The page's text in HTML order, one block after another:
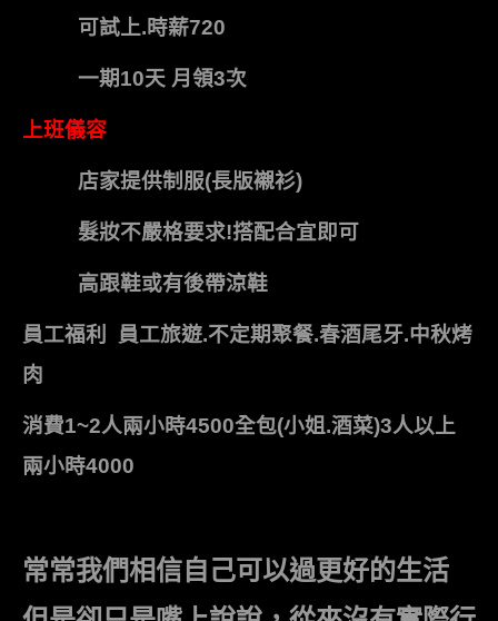
可試上.時薪720
一期10天 月領3次
上班儀容
店家提供制服(長版襯衫)
髮妝不嚴格要求!搭配合宜即可
高跟鞋或有後帶涼鞋
員工福利 員工旅遊.不定期聚餐.春酒尾牙.中秋烤
肉
消費1~2人兩小時4500全包(小姐.酒菜)3人以上
兩小時4000
常常我們相信自己可以過更好的生活